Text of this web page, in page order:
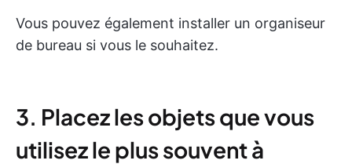
Vous pouvez également installer un organiseur
de bureau si vous le souhaitez.
3. Placez les objets que vous
utilisez le plus souvent à